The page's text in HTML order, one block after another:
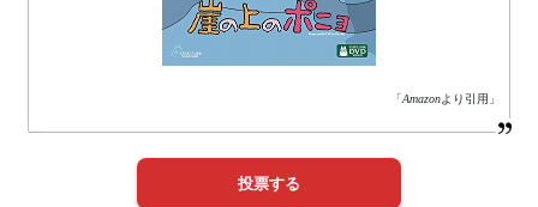
「Amazonより引用」